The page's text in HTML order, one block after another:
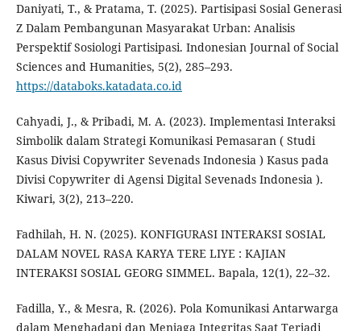
Daniyati, T., & Pratama, T. (2025). Partisipasi Sosial Generasi
Z Dalam Pembangunan Masyarakat Urban: Analisis
Perspektif Sosiologi Partisipasi. Indonesian Journal of Social
Sciences and Humanities, 5(2), 285–293.
https://databoks.katadata.co.id
Cahyadi, J., & Pribadi, M. A. (2023). Implementasi Interaksi
Simbolik dalam Strategi Komunikasi Pemasaran ( Studi
Kasus Divisi Copywriter Sevenads Indonesia ) Kasus pada
Divisi Copywriter di Agensi Digital Sevenads Indonesia ).
Kiwari, 3(2), 213–220.
Fadhilah, H. N. (2025). KONFIGURASI INTERAKSI SOSIAL
DALAM NOVEL RASA KARYA TERE LIYE : KAJIAN
INTERAKSI SOSIAL GEORG SIMMEL. Bapala, 12(1), 22–32.
Fadilla, Y., & Mesra, R. (2026). Pola Komunikasi Antarwarga
dalam Menghadapi dan Menjaga Integritas Saat Terjadi